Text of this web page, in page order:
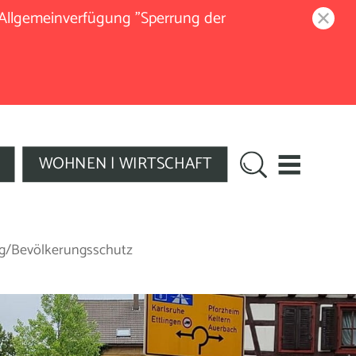
"Sperrung der
WOHNEN | WIRTSCHAFT
Bevölkerungsschutz